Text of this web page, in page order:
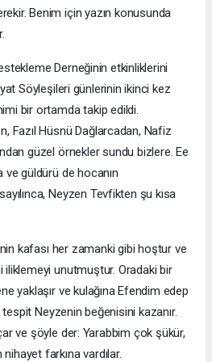
Benim için yazın konusunda
Derneğinin etkinliklerini
Söyleşileri günlerinin ikinci kez
bir ortamda takip edildi.
Fazıl Hüsnü Dağlarcadan, Nafiz
güzel örnekler sundu bizlere. Ee
güldürü de hocanın
Neyzen Tevfikten şu kısa
kafası her zamanki gibi hoştur ve
unutmuştur. Oradaki bir
yaklaşır ve kulağına Efendim edep
tespit Neyzenin beğenisini kazanır.
ve şöyle der: Yarabbim çok şükür,
farkına vardılar.